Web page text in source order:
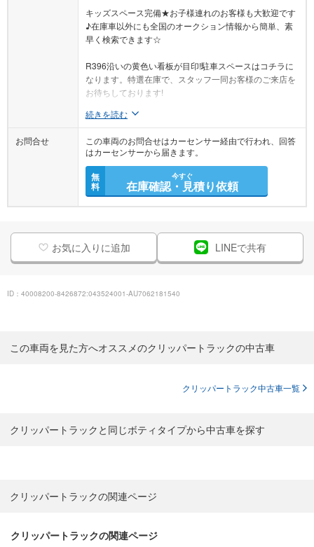
キッズスペース完備★お子様連れのお客様も大歓迎です
♪在庫車以外にも全国のオークション情報から簡単、素
早く検索できます☆
R396沿いの黄色い看板が目印!駐車スペースはコチラに
なります。特選在庫で、スタッフ一同お客様のご来店を
お待ちしております!
続きを読む
お問合せ
この車両のお問合せはカーセンサー経由で行われ、回答
はカーセンサーから届きます。
無
料
今すぐ
在庫確認・見積り依頼
お気に入りに追加 LINEで共有
ID：40008200-8426872:043524001-AU7062181540
この車両を見た方へオススメのクリッパートラックの中古車
クリッパートラック中古車一覧
クリッパートラックと同じボティタイプから中古車を探す
クリッパートラックの関連ページ
クリッパートラックの関連ページ